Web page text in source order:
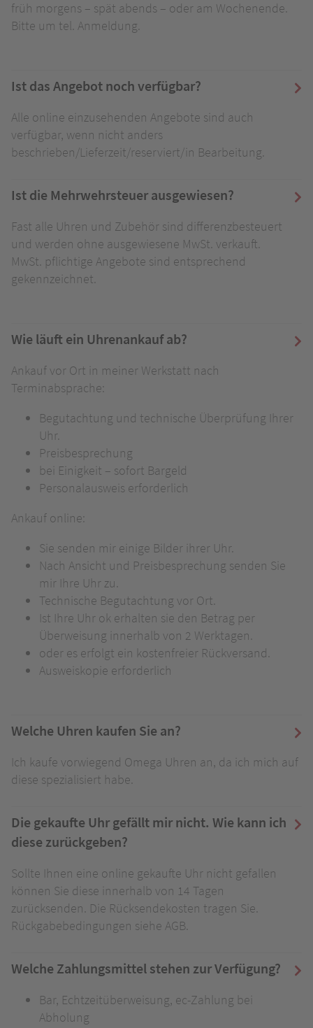
früh morgens – spät abends – oder am Wochenende.
Bitte um tel. Anmeldung.
Ist das Angebot noch verfügbar?
Alle online einzusehenden Angebote sind auch
verfügbar, wenn nicht anders
beschrieben/Lieferzeit/reserviert/in Bearbeitung.
Ist die Mehrwehrsteuer ausgewiesen?
Fast alle Uhren und Zubehör sind differenzbesteuert
und werden ohne ausgewiesene MwSt. verkauft.
MwSt. pflichtige Angebote sind entsprechend
gekennzeichnet.
Wie läuft ein Uhrenankauf ab?
Ankauf vor Ort in meiner Werkstatt nach
Terminabsprache:
Begutachtung und technische Überprüfung Ihrer
Uhr.
Preisbesprechung
bei Einigkeit – sofort Bargeld
Personalausweis erforderlich
Ankauf online:
Sie senden mir einige Bilder ihrer Uhr.
Nach Ansicht und Preisbesprechung senden Sie
mir Ihre Uhr zu.
Technische Begutachtung vor Ort.
Ist Ihre Uhr ok erhalten sie den Betrag per
Überweisung innerhalb von 2 Werktagen.
oder es erfolgt ein kostenfreier Rückversand.
Ausweiskopie erforderlich
Welche Uhren kaufen Sie an?
Ich kaufe vorwiegend Omega Uhren an, da ich mich auf
diese spezialisiert habe.
Die gekaufte Uhr gefällt mir nicht. Wie kann ich
diese zurückgeben?
Sollte Ihnen eine online gekaufte Uhr nicht gefallen
können Sie diese innerhalb von 14 Tagen
zurücksenden. Die Rücksendekosten tragen Sie.
Rückgabebedingungen siehe AGB.
Welche Zahlungsmittel stehen zur Verfügung?
Bar, Echtzeitüberweisung, ec-Zahlung bei
Abholung